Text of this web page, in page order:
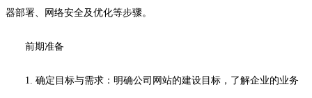
器部署、网络安全及优化等步骤。
前期准备
1. 确定目标与需求：明确公司网站的建设目标，了解企业的业务